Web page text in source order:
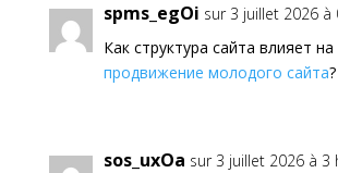
spms_egOi sur 3 juillet 2026 à
Как структура сайта влияет на
продвижение молодого сайта?
sos_uxOa sur 3 juillet 2026 à 3